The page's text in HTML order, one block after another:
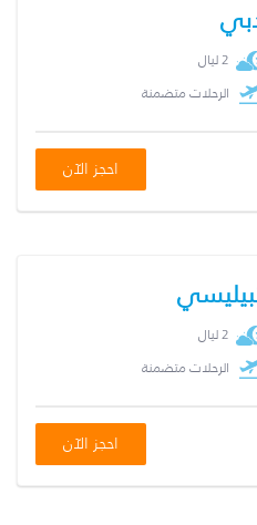
2 ليال
الرحلات متضمنة
احجز الآن
2 ليال
الرحلات متضمنة
احجز الآن